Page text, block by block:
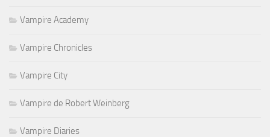
Vampire Academy
Vampire Chronicles
Vampire City
Vampire de Robert Weinberg
Vampire Diaries